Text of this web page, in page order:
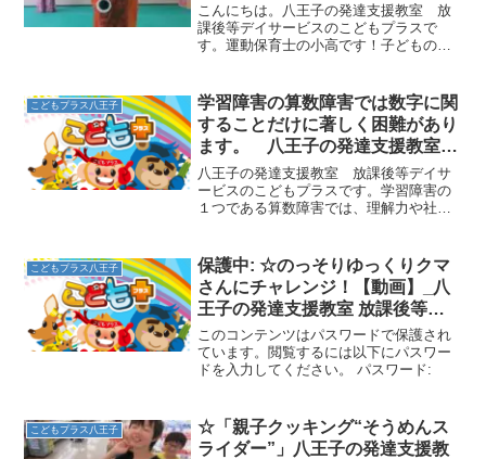
ス
こんにちは。八王子の発達支援教室 放
課後等デイサービスのこどもプラスで
す。運動保育士の小高です！子どもの日
動も行いました☆１、こいのぼりジャー
ンプ☆カラーポリで作ったこ...
こどもプラス八王子
学習障害の算数障害では数字に関
することだけに著しく困難があり
ます。 八王子の発達支援教室
こどもプラスの放課後等デイサー
ビス
八王子の発達支援教室 放課後等デイサ
ービスのこどもプラスです。学習障害の
１つである算数障害では、理解力や社会
られなかったり、数を数えるのに時間が
かかったり九九や繰り上が...
こどもプラス八王子
保護中: ☆のっそりゆっくりクマ
さんにチャレンジ！【動画】_八
王子の発達支援教室 放課後等デ
イサービス こどもプラス
このコンテンツはパスワードで保護され
ています。閲覧するには以下にパスワー
ドを入力してください。 パスワード:
こどもプラス八王子
☆「親子クッキング“そうめんス
ライダー”」八王子の発達支援教